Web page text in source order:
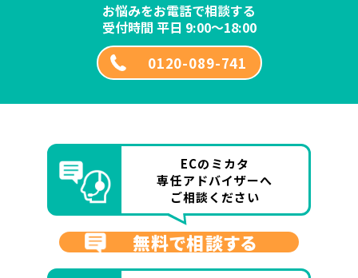
お悩みをお電話で相談する
受付時間 平日 9:00～18:00
0120-089-741
ECのミカタ
専任アドバイザーへ
ご相談ください
無料で相談する